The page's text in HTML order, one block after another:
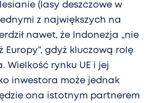
(lasy deszczowe w
z największych na
nawet, że Indonezja „nie
Europy”, gdyż kluczową rolę
Wielkość rynku UE i jej
inwestora może jednak
ona istotnym partnerem